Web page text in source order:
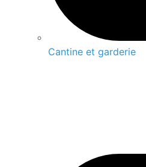
Cantine et garderie